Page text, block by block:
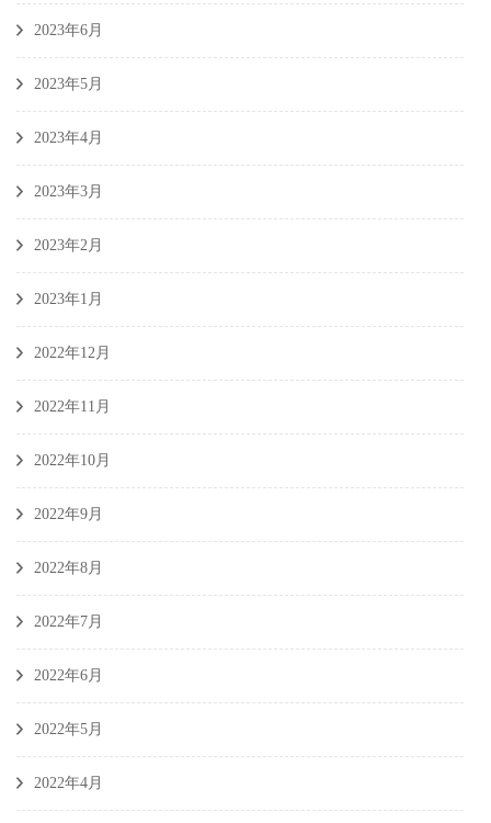
2023年6月
2023年5月
2023年4月
2023年3月
2023年2月
2023年1月
2022年12月
2022年11月
2022年10月
2022年9月
2022年8月
2022年7月
2022年6月
2022年5月
2022年4月